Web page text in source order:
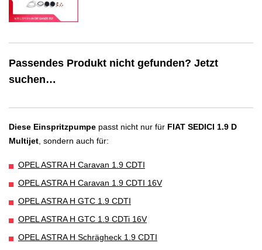
Passendes Produkt nicht gefunden? Jetzt
suchen…
Diese Einspritzpumpe passt nicht nur für FIAT SEDICI 1.9 D
Multijet , sondern auch für:
OPEL ASTRA H Caravan 1.9 CDTI
OPEL ASTRA H Caravan 1.9 CDTI 16V
OPEL ASTRA H GTC 1.9 CDTI
OPEL ASTRA H GTC 1.9 CDTi 16V
OPEL ASTRA H Schrägheck 1.9 CDTI